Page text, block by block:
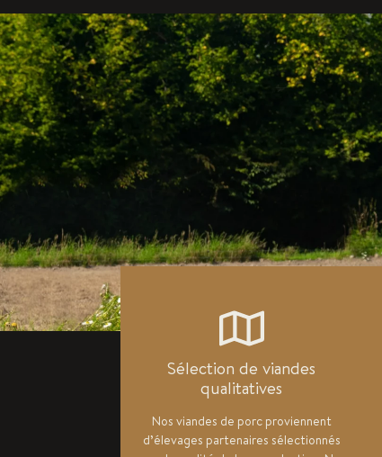
Sélection de viandes
qualitatives
Nos viandes de porc proviennent
d’élevages partenaires sélectionnés